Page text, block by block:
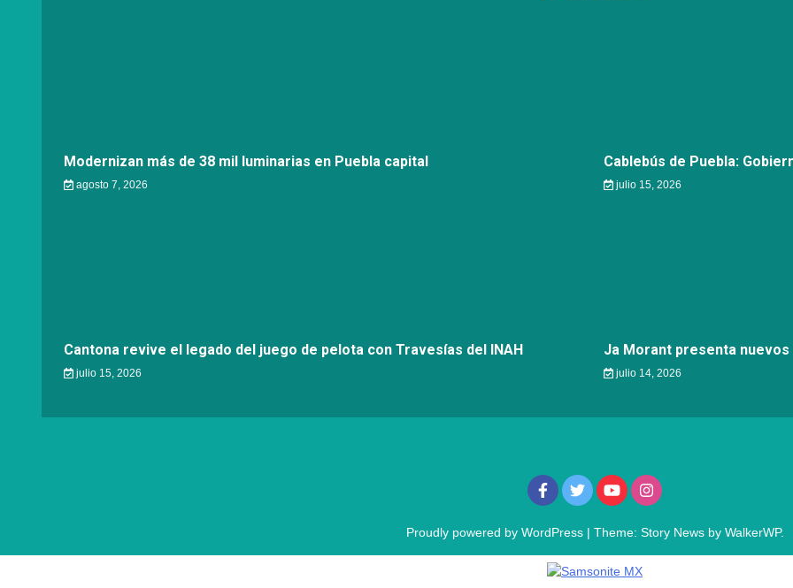
Modernizan más de 38 mil luminarias en Puebla capital
agosto 7, 2026
Cablebús de Puebla:
julio 15, 2026
Cantona revive el legado del juego de pelota con Travesías del INAH
julio 15, 2026
Ja Morant presenta
julio 14, 2026
Proudly powered by WordPress | Theme: Story News by WalkerWP.